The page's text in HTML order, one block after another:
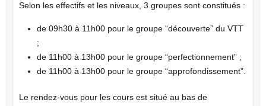
Selon les effectifs et les niveaux, 3 groupes sont constitués :
de 09h30 à 11h00 pour le groupe “découverte” du VTT
;
de 11h00 à 13h00 pour le groupe “perfectionnement” ;
de 11h00 à 13h00 pour le groupe “approfondissement”.
Le rendez-vous pour les cours est situé au bas de